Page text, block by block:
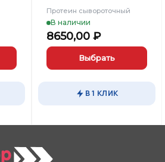
Протеин сывороточный
В наличии
8650,00 ₽
Выбрать
вариаций.
можно
В 1 КЛИК